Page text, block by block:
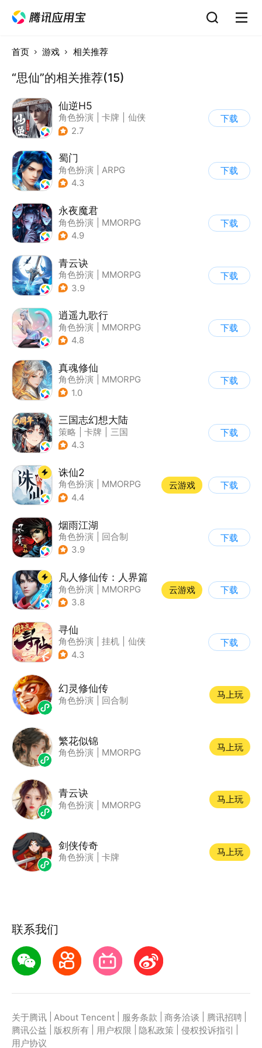
首页 游戏 相关推荐
“思仙”的相关推荐(15)
仙逆H5
角色扮演 卡牌
仙侠
| 中国风
2.7
下载
蜀门
角色扮演
ARPG
| 武侠
4.3
下载
永夜魔君
角色扮演
MMORPG
| 仙侠
4.9
下载
青云诀
角色扮演
MMORPG
| 仙侠
3.9
下载
逍遥九歌行
角色扮演
MMORPG
| 仙侠
4.8
下载
真魂修仙
角色扮演
MMORPG
| 仙侠
1.0
下载
三国志幻想大陆
策略 卡牌
三国
| 美少女
4.3
下载
诛仙2
角色扮演
MMORPG
| 仙侠
4.4
云游戏 下载
烟雨江湖
角色扮演
回合制
| 武侠
3.9
下载
凡人修仙传：人界篇
角色扮演
MMORPG
| 仙侠
3.8
云游戏 下载
寻仙
角色扮演 挂机
仙侠
| 寻仙
4.3
下载
幻灵修仙传
角色扮演 回合制
马上玩
繁花似锦
角色扮演 MMORPG
马上玩
青云诀
角色扮演 MMORPG
马上玩
剑侠传奇
角色扮演 卡牌
马上玩
联系我们
关于腾讯 About Tencent 服务条款 商务洽谈 腾讯招聘
腾讯公益
版权所有 用户权限 隐私政策 侵权投诉指引
用户协议